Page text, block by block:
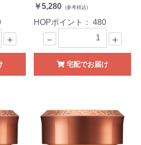
＋
￥5,280
(参考税込)
HOPポイント： 480
－ ＋
宅配でお届け